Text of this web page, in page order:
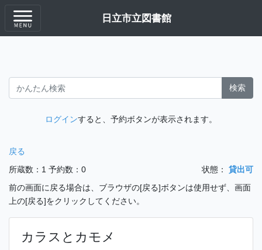
日立市立図書館
検索
ログインすると、予約ボタンが表示されます。
戻る
所蔵数：1 予約数：0 状態：
貸出可
前の画面に戻る場合は、ブラウザの[戻る]ボタンは使用せず、画面
上の[戻る]をクリックしてください。
カラスとカモメ